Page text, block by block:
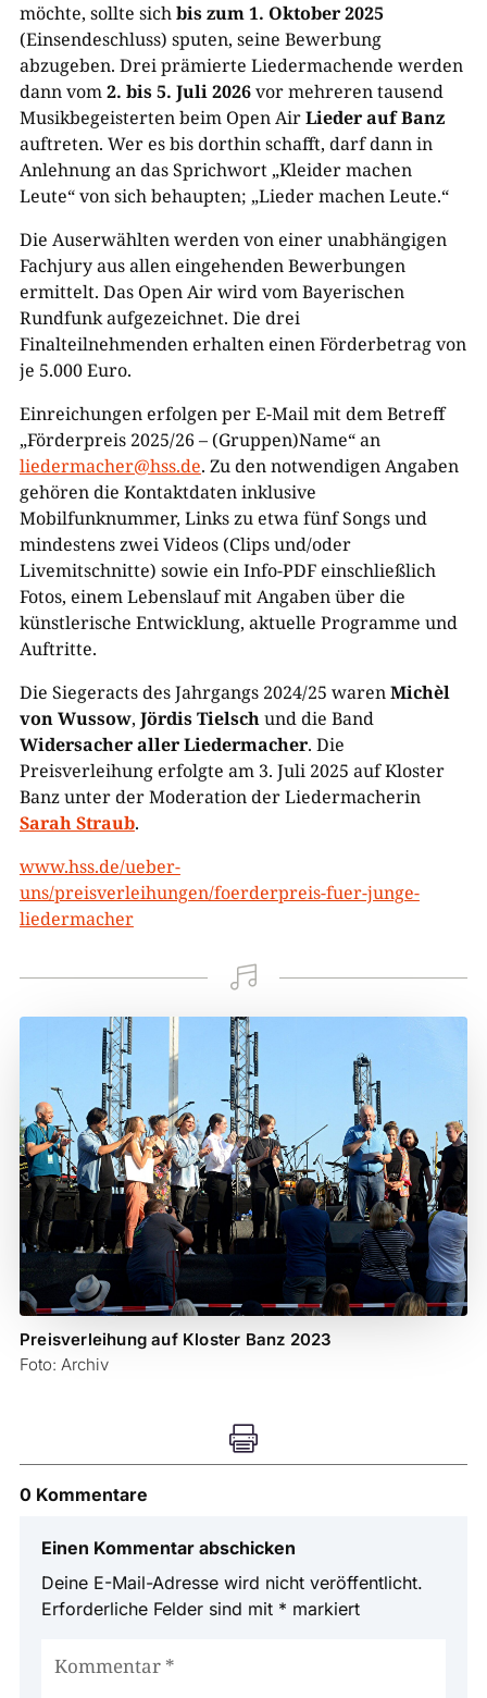
möchte, sollte sichbis zum 1. Oktober 2025
(Einsendeschluss) sputen, seine Bewerbung
abzugeben. Drei prämierte Liedermachende werden
dann vom2. bis 5. Juli 2026vor mehreren tausend
Musikbegeisterten beim Open AirLieder auf Banz
auftreten. Wer es bis dorthin schafft, darf dann in
Anlehnung an das Sprichwort „Kleider machen
Leute“ von sich behaupten; „Lieder machen Leute.“
Die Auserwählten werden von einer unabhängigen
Fachjury aus allen eingehenden Bewerbungen
ermittelt. Das Open Air wird vom Bayerischen
Rundfunk aufgezeichnet. Die drei
Finalteilnehmenden erhalten einen Förderbetrag von
je 5.000 Euro.
Einreichungen erfolgen per E-Mail mit dem Betreff
„Förderpreis 2025/26 – (Gruppen)Name“ an
liedermacher@hss.de. Zu den notwendigen Angaben
gehören die Kontaktdaten inklusive
Mobilfunknummer, Links zu etwa fünf Songs und
mindestens zwei Videos (Clips und/oder
Livemitschnitte) sowie ein Info-PDF einschließlich
Fotos, einem Lebenslauf mit Angaben über die
künstlerische Entwicklung, aktuelle Programme und
Auftritte.
Die Siegeracts des Jahrgangs 2024/25 warenMichèl
von Wussow, Jördis Tielschund die Band
Widersacher aller Liedermacher. Die
Preisverleihung erfolgte am 3. Juli 2025 auf Kloster
Banz unter der Moderation der Liedermacherin
Sarah Straub.
www.hss.de/ueber-
uns/preisverleihungen/foerderpreis-fuer-junge-
liedermacher

Preisverleihung auf Kloster Banz 2023
Foto: Archiv

0 Kommentare
Einen Kommentar abschicken
Deine E-Mail-Adresse wird nicht veröffentlicht.
Erforderliche Felder sind mit * markiert